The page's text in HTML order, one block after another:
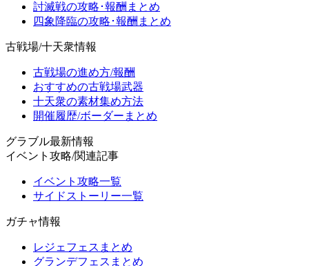
討滅戦の攻略･報酬まとめ
四象降臨の攻略･報酬まとめ
古戦場/十天衆情報
古戦場の進め方/報酬
おすすめの古戦場武器
十天衆の素材集め方法
開催履歴/ボーダーまとめ
グラブル最新情報
イベント攻略/関連記事
イベント攻略一覧
サイドストーリー一覧
ガチャ情報
レジェフェスまとめ
グランデフェスまとめ